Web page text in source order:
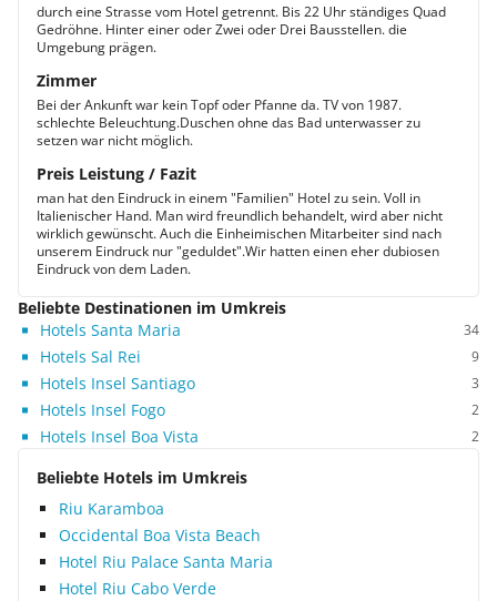
durch eine Strasse vom Hotel getrennt. Bis 22 Uhr ständiges Quad
Gedröhne. Hinter einer oder Zwei oder Drei Bausstellen. die
Umgebung prägen.
Zimmer
Bei der Ankunft war kein Topf oder Pfanne da. TV von 1987.
schlechte Beleuchtung.Duschen ohne das Bad unterwasser zu
setzen war nicht möglich.
Preis Leistung / Fazit
man hat den Eindruck in einem "Familien" Hotel zu sein. Voll in
Italienischer Hand. Man wird freundlich behandelt, wird aber nicht
wirklich gewünscht. Auch die Einheimischen Mitarbeiter sind nach
unserem Eindruck nur "geduldet".Wir hatten einen eher dubiosen
Eindruck von dem Laden.
Beliebte Destinationen im Umkreis
Hotels Santa Maria
34
Hotels Sal Rei 9
Hotels Insel Santiago 3
Hotels Insel Fogo 2
Hotels Insel Boa Vista 2
Beliebte Hotels im Umkreis
Riu Karamboa
Occidental Boa Vista Beach
Hotel Riu Palace Santa Maria
Hotel Riu Cabo Verde